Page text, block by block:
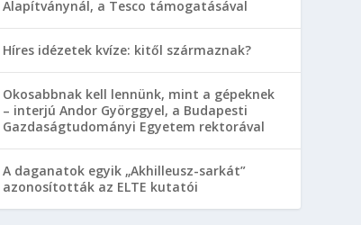
Alapítványnál, a Tesco támogatásával
Híres idézetek kvíze: kitől származnak?
Okosabbnak kell lennünk, mint a gépeknek
– interjú Andor Györggyel, a Budapesti
Gazdaságtudományi Egyetem rektorával
A daganatok egyik „Akhilleusz-sarkát”
azonosították az ELTE kutatói